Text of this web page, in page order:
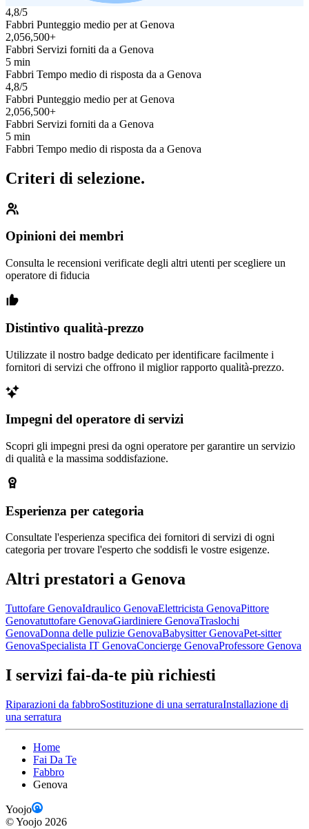
4,8/5
Fabbri Punteggio medio per at Genova
2,056,500+
Fabbri Servizi forniti da a Genova
5 min
Fabbri Tempo medio di risposta da a Genova
4,8/5
Fabbri Punteggio medio per at Genova
2,056,500+
Fabbri Servizi forniti da a Genova
5 min
Fabbri Tempo medio di risposta da a Genova
Criteri di selezione.
Opinioni dei membri
Consulta le recensioni verificate degli altri utenti per scegliere un
operatore di fiducia
Distintivo qualità-prezzo
Utilizzate il nostro badge dedicato per identificare facilmente i
fornitori di servizi che offrono il miglior rapporto qualità-prezzo.
Impegni del operatore di servizi
Scopri gli impegni presi da ogni operatore per garantire un servizio
di qualità e la massima soddisfazione.
Esperienza per categoria
Consultate l'esperienza specifica dei fornitori di servizi di ogni
categoria per trovare l'esperto che soddisfi le vostre esigenze.
Altri prestatori a Genova
Tuttofare GenovaIdraulico GenovaElettricista GenovaPittore
Genovatuttofare GenovaGiardiniere GenovaTraslochi
GenovaDonna delle pulizie GenovaBabysitter GenovaPet-sitter
GenovaSpecialista IT GenovaConcierge GenovaProfessore Genova
I servizi fai-da-te più richiesti
Riparazioni da fabbroSostituzione di una serraturaInstallazione di
una serratura
Home
Fai Da Te
Fabbro
Genova
Yoojo
©Yoojo 2026